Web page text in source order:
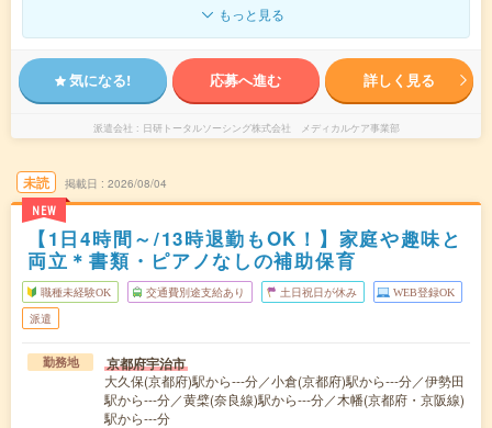
もっと見る
気になる! 応募へ進む 詳しく見る
派遣会社 日研トータルソーシング株式会社 メディカルケア事業部
未読
NEW
掲載日 2026/08/04
【1日4時間～/13時退勤もOK！】家庭や趣味と
両立＊書類・ピアノなしの補助保育
職種未経験OK 交通費別途支給あり 土日祝日が休み WEB登録OK
派遣
勤務地 京都府宇治市
大久保(京都府)駅から---分／小倉(京都府)駅から---分／伊勢田
駅から---分／黄檗(奈良線)駅から---分／木幡(京都府・京阪線)
駅から---分